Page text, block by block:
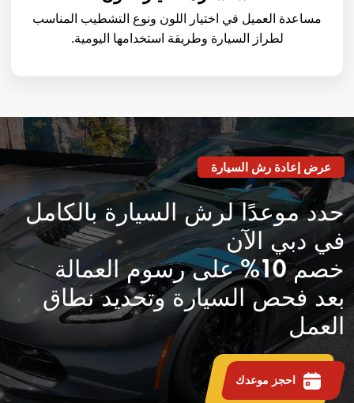
مساعدة العميل في اختيار اللون ونوع التشطيب المناسب
لطراز السيارة وطريقة استخدامها اليومية.
عرض إعادة رش السيارة
حدد موعدًا لرش السيارة بالكامل
في دبي الآن
خصم 10% على رسوم العمالة
بعد فحص السيارة وتحديد نطاق
العمل
احجز موعدك